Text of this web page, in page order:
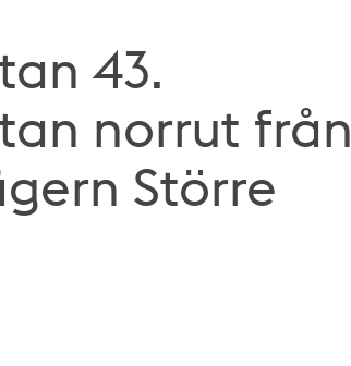
43.
norrut från
Större